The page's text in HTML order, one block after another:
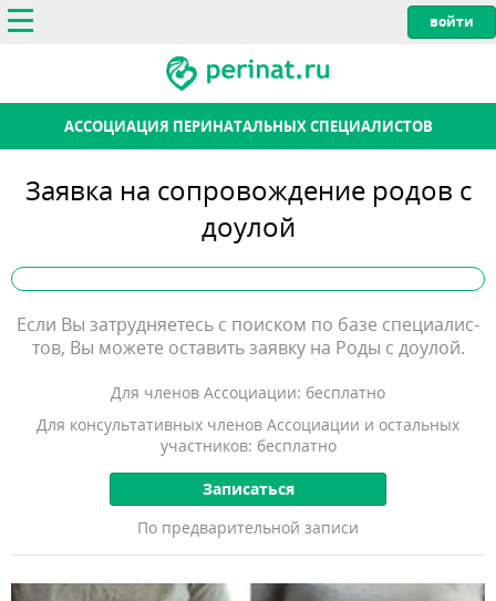
АССОЦИАЦИЯ ПЕРИНАТАЛЬНЫХ СПЕЦИАЛИСТОВ
Заявка на сопровождение родов с
доулой
Если Вы зат­рудня­етесь с по­ис­ком по ба­зе спе­ци­алис­
тов, Вы мо­жете ос­та­вить за­яв­ку на Роды с доулой.
Для членов Ассоциации: бесплатно
Для консультативных членов Ассоциации и остальных
участников: бесплатно
По предварительной записи